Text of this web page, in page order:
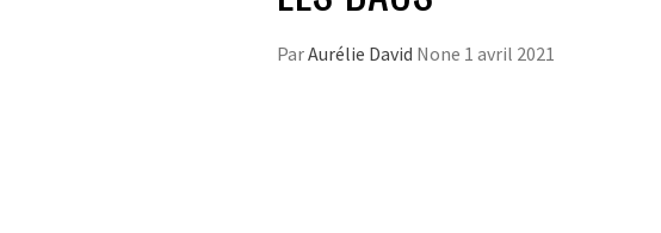
ParAurélie David None 1 avril 2021